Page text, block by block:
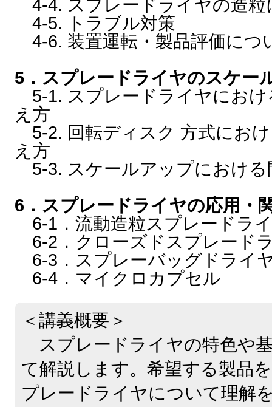
4-4. スプレードライヤの造粒
4-5. トラブル対策
4-6. 装置運転・製品評価につ
5．スプレードライヤのスケー
5-1. スプレードライヤにおけ
え方
5-2. 回転ディスク 方式にお
え方
5-3. スケールアップにおける
6．スプレードライヤの応用・
6-1．流動造粒スプレードラ
6-2．クローズドスプレード
6-3．スプレーバッグドライ
6-4．マイクロカプセル
＜講義概要＞
スプレードライヤの特色や
て解説します。希望する製品
プレードライヤについて理解